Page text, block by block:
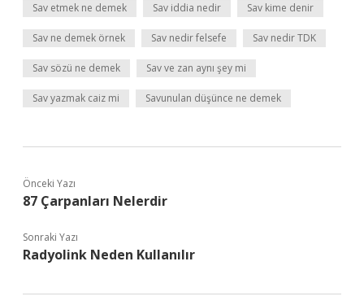
Sav etmek ne demek Sav iddia nedir Sav kime denir
Sav ne demek örnek Sav nedir felsefe Sav nedir TDK
Sav sözü ne demek Sav ve zan aynı şey mi
Sav yazmak caiz mi Savunulan düşünce ne demek
Önceki Yazı
87 Çarpanları Nelerdir
Sonraki Yazı
Radyolink Neden Kullanılır